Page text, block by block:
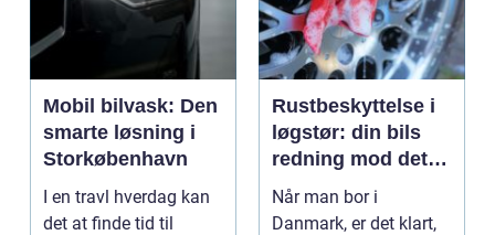
Mobil bilvask: Den
smarte løsning i
Storkøbenhavn
I en travl hverdag kan
det at finde tid til
Rustbeskyttelse i
løgstør: din bils
redning mod det
danske klima
Når man bor i
Danmark, er det klart,